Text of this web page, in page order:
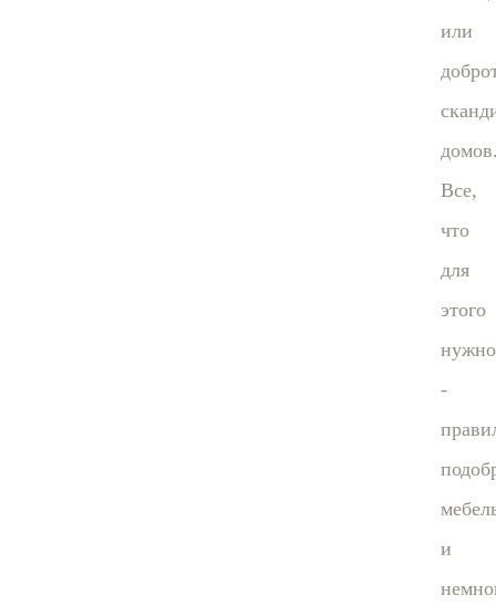
или
Все,
что
для
этого
нужно
-
и